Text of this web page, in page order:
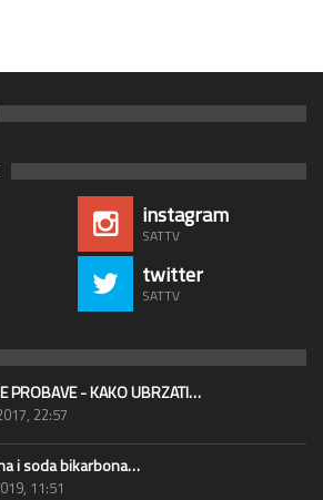
instagram
SATTV
twitter
SATTV
PROBAVE - KAKO UBRZATI…
22:57
i soda bikarbona…
11:51